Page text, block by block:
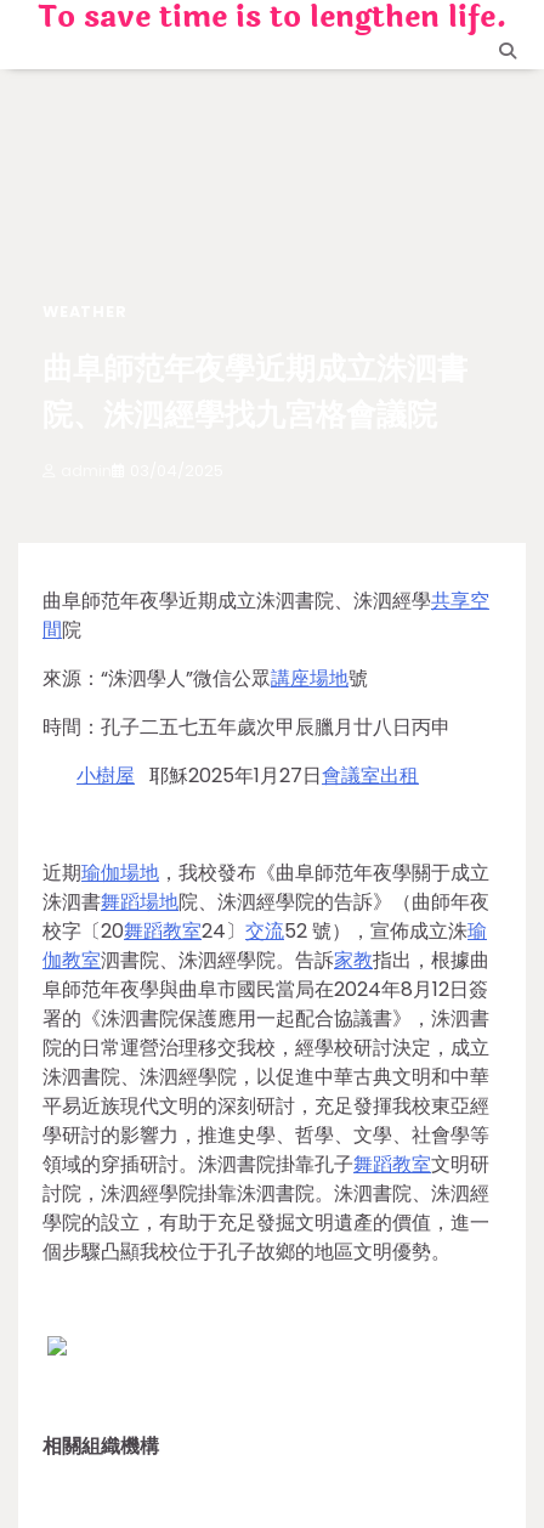
content
To save time is to lengthen life.
曲阜師范年夜學近期成立洙泗書院、洙泗經學共享空
間院
來源：“洙泗學人”微信公眾講座場地號
時間：孔子二五七五年歲次甲辰臘月廿八日丙申
小樹屋 耶穌2025年1月27日會議室出租
近期瑜伽場地 ，我校發布《曲阜師范年夜學關于成立
洙泗書舞蹈場地院、洙泗經學院的告訴》（曲師年夜
校字〔20舞蹈教室24〕 交流52 號），宣佈成立洙瑜
伽教室泗書院、洙泗經學院。告訴家教指出，根據曲
阜師范年夜學與曲阜市國民當局在2024年8月12日簽
署的《洙泗書院保護應用一起配合協議書》，洙泗書
院的日常運營治理移交我校，經學校研討決定，成立
洙泗書院、洙泗經學院，以促進中華古典文明和中華
平易近族現代文明的深刻研討，充足發揮我校東亞經
學研討的影響力，推進史學、哲學、文學、社會學等
領域的穿插研討。洙泗書院掛靠孔子舞蹈教室文明研
討院，洙泗經學院掛靠洙泗書院。洙泗書院、洙泗經
學院的設立，有助于充足發掘文明遺產的價值，進一
個步驟凸顯我校位于孔子故鄉的地區文明優勢。
相關組織機構